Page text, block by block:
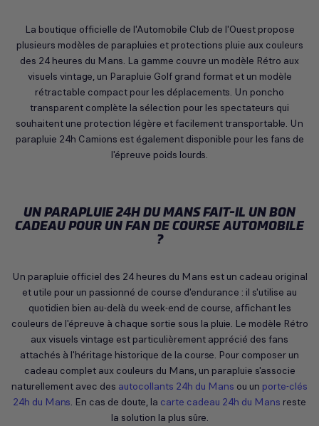
La boutique officielle de l'Automobile Club de l'Ouest propose
plusieurs modèles de parapluies et protections pluie aux couleurs
des 24 heures du Mans. La gamme couvre un modèle Rétro aux
visuels vintage, un Parapluie Golf grand format et un modèle
rétractable compact pour les déplacements. Un poncho
transparent complète la sélection pour les spectateurs qui
souhaitent une protection légère et facilement transportable. Un
parapluie 24h Camions est également disponible pour les fans de
l'épreuve poids lourds.
UN PARAPLUIE 24H DU MANS FAIT-IL UN BON
CADEAU POUR UN FAN DE COURSE AUTOMOBILE
?
Un parapluie officiel des 24 heures du Mans est un cadeau original
et utile pour un passionné de course d'endurance : il s'utilise au
quotidien bien au-delà du week-end de course, affichant les
couleurs de l'épreuve à chaque sortie sous la pluie. Le modèle Rétro
aux visuels vintage est particulièrement apprécié des fans
attachés à l'héritage historique de la course. Pour composer un
cadeau complet aux couleurs du Mans, un parapluie s'associe
naturellement avec des autocollants 24h du Mans ou un porte-clés
24h du Mans. En cas de doute, la carte cadeau 24h du Mans reste
la solution la plus sûre.